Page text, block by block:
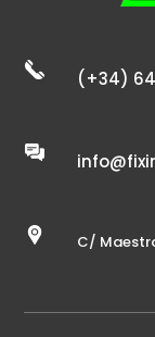
(+34)
C/